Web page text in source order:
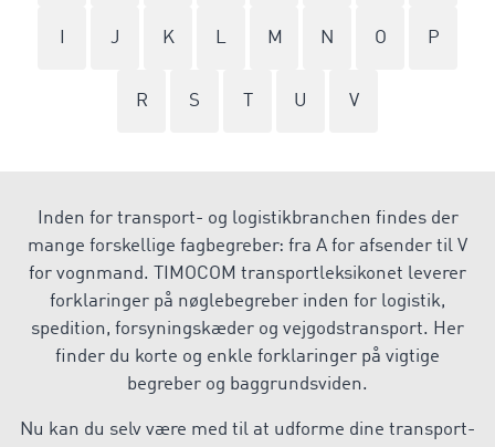
J K L M N O P
R S U V
Inden for transport- og logistikbranchen findes der
mange forskellige fagbegreber: fra A for afsender til V
for vognmand. TIMOCOM transportleksikonet leverer
forklaringer på nøglebegreber inden for logistik,
spedition, forsyningskæder og vejgodstransport. Her
finder du korte og enkle forklaringer på vigtige
begreber og baggrundsviden.
Nu kan du selv være med til at udforme dine transport-